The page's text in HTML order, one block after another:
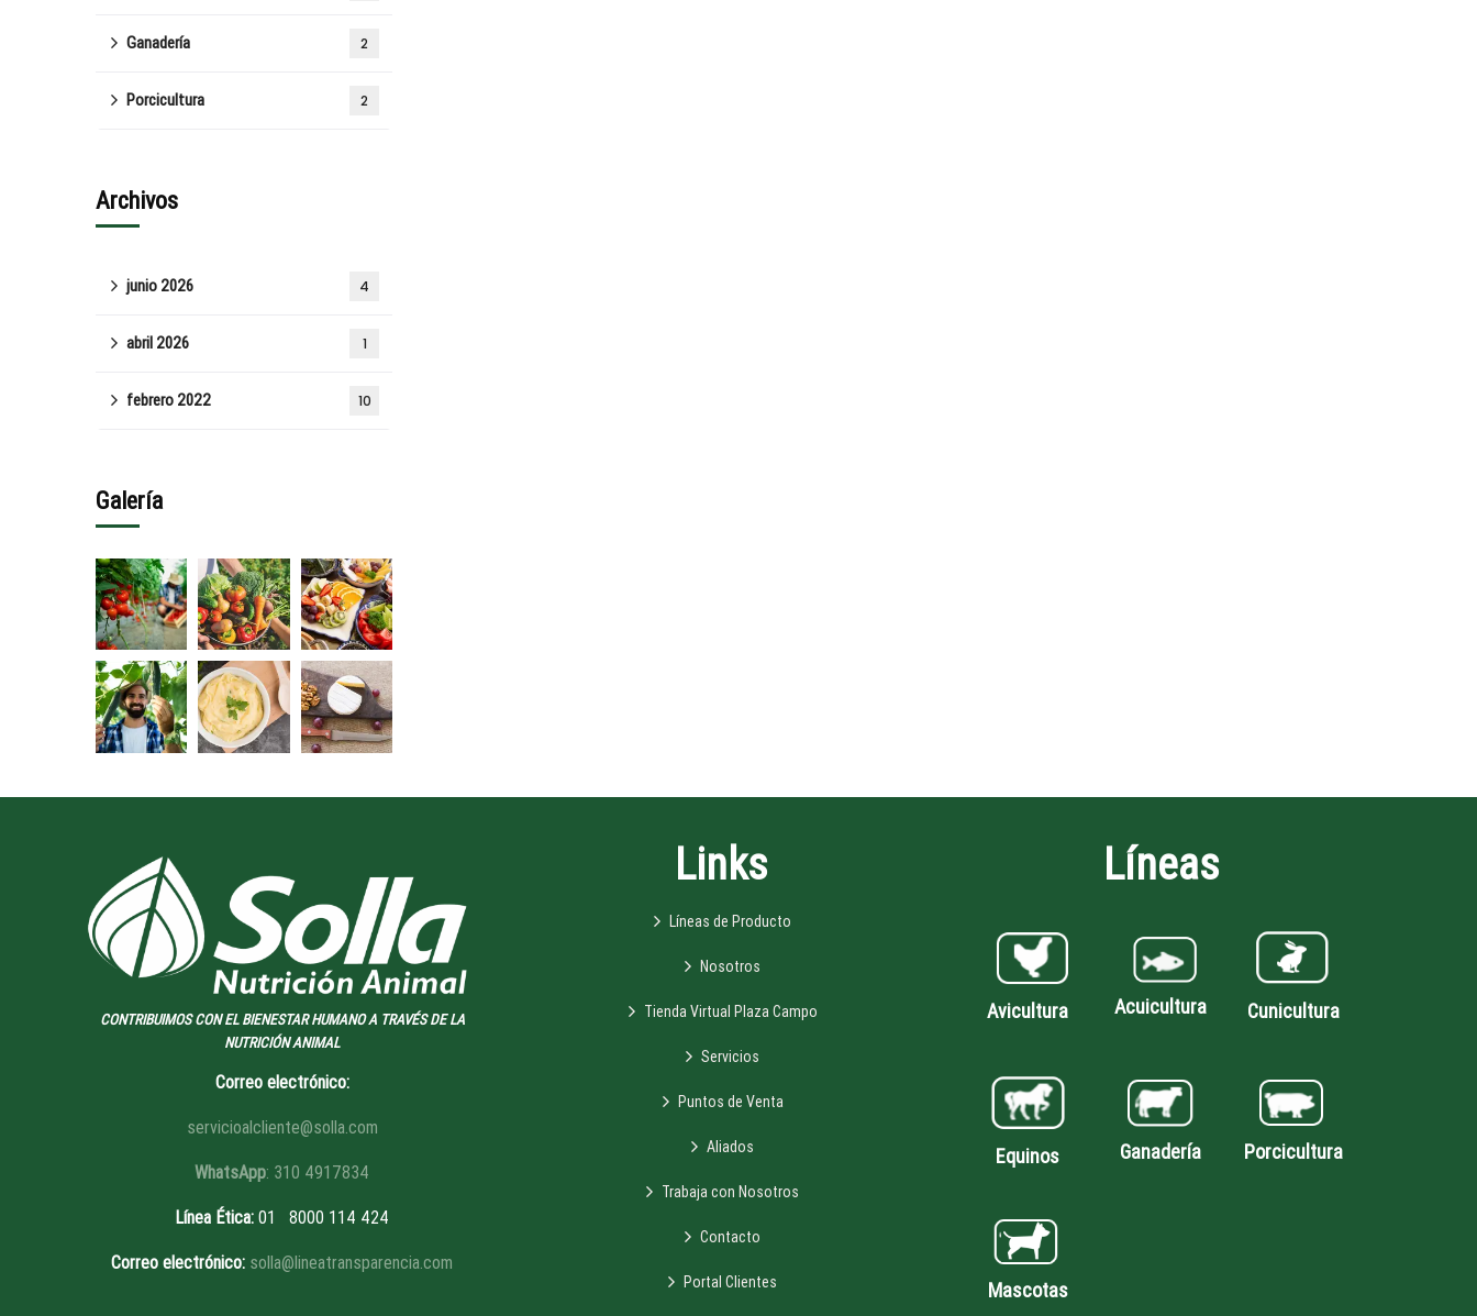
Ganadería 2
Porcicultura 2
Archivos
junio 2026 4
abril 2026 1
febrero 2022 10
Galería
CONTRIBUIMOS CON EL BIENESTAR HUMANO A TRAVÉS DE LA
NUTRICIÓN ANIMAL
Correo electrónico:
servicioalcliente@solla.com
WhatsApp: 310 4917834
Línea Ética: 01 8000 114 424
Correo electrónico: solla@lineatransparencia.com
Links
Líneas de Producto
Nosotros
Tienda Virtual Plaza Campo
Servicios
Puntos de Venta
Aliados
Trabaja con Nosotros
Contacto
Portal Clientes
Líneas
Avicultura Acuicultura Cunicultura
Equinos Ganadería Porcicultura
Mascotas